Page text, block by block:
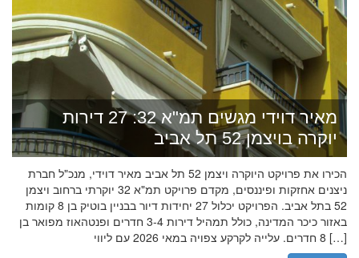
מאיר דוידי מגשים תמ"א 32: 27 דירות
יוקרה בויצמן 52 תל אביב
הכירו את פרויקט היוקרה ויצמן 52 תל אביב מאיר דוידי, מנכ"ל חברת
ניצנים אחזקות ופיננסים, מקדם פרויקט תמ"א 32 יוקרתי ברחוב ויצמן
52 בתל אביב. הפרויקט יכלול 27 יחידות דיור בבניין בוטיק בן 8 קומות
באזור כיכר המדינה, כולל תמהיל דירות 3-4 חדרים ופנטהאוז מפואר בן
8 חדרים. עלייה לקרקע צפויה במאי 2026 עם ליווי […]